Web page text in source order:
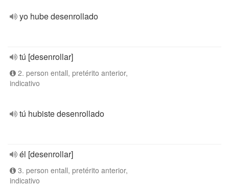
yo hube desenrollado
tú [desenrollar]
2. person entall, pretérito anterior,
indicativo
tú hubiste desenrollado
él [desenrollar]
3. person entall, pretérito anterior,
indicativo